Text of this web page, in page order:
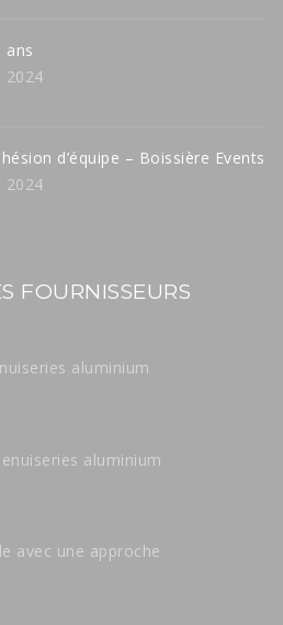
ans
2024
d’équipe – Boissière Events
2024
FOURNISSEURS
aluminium
aluminium
avec une approche